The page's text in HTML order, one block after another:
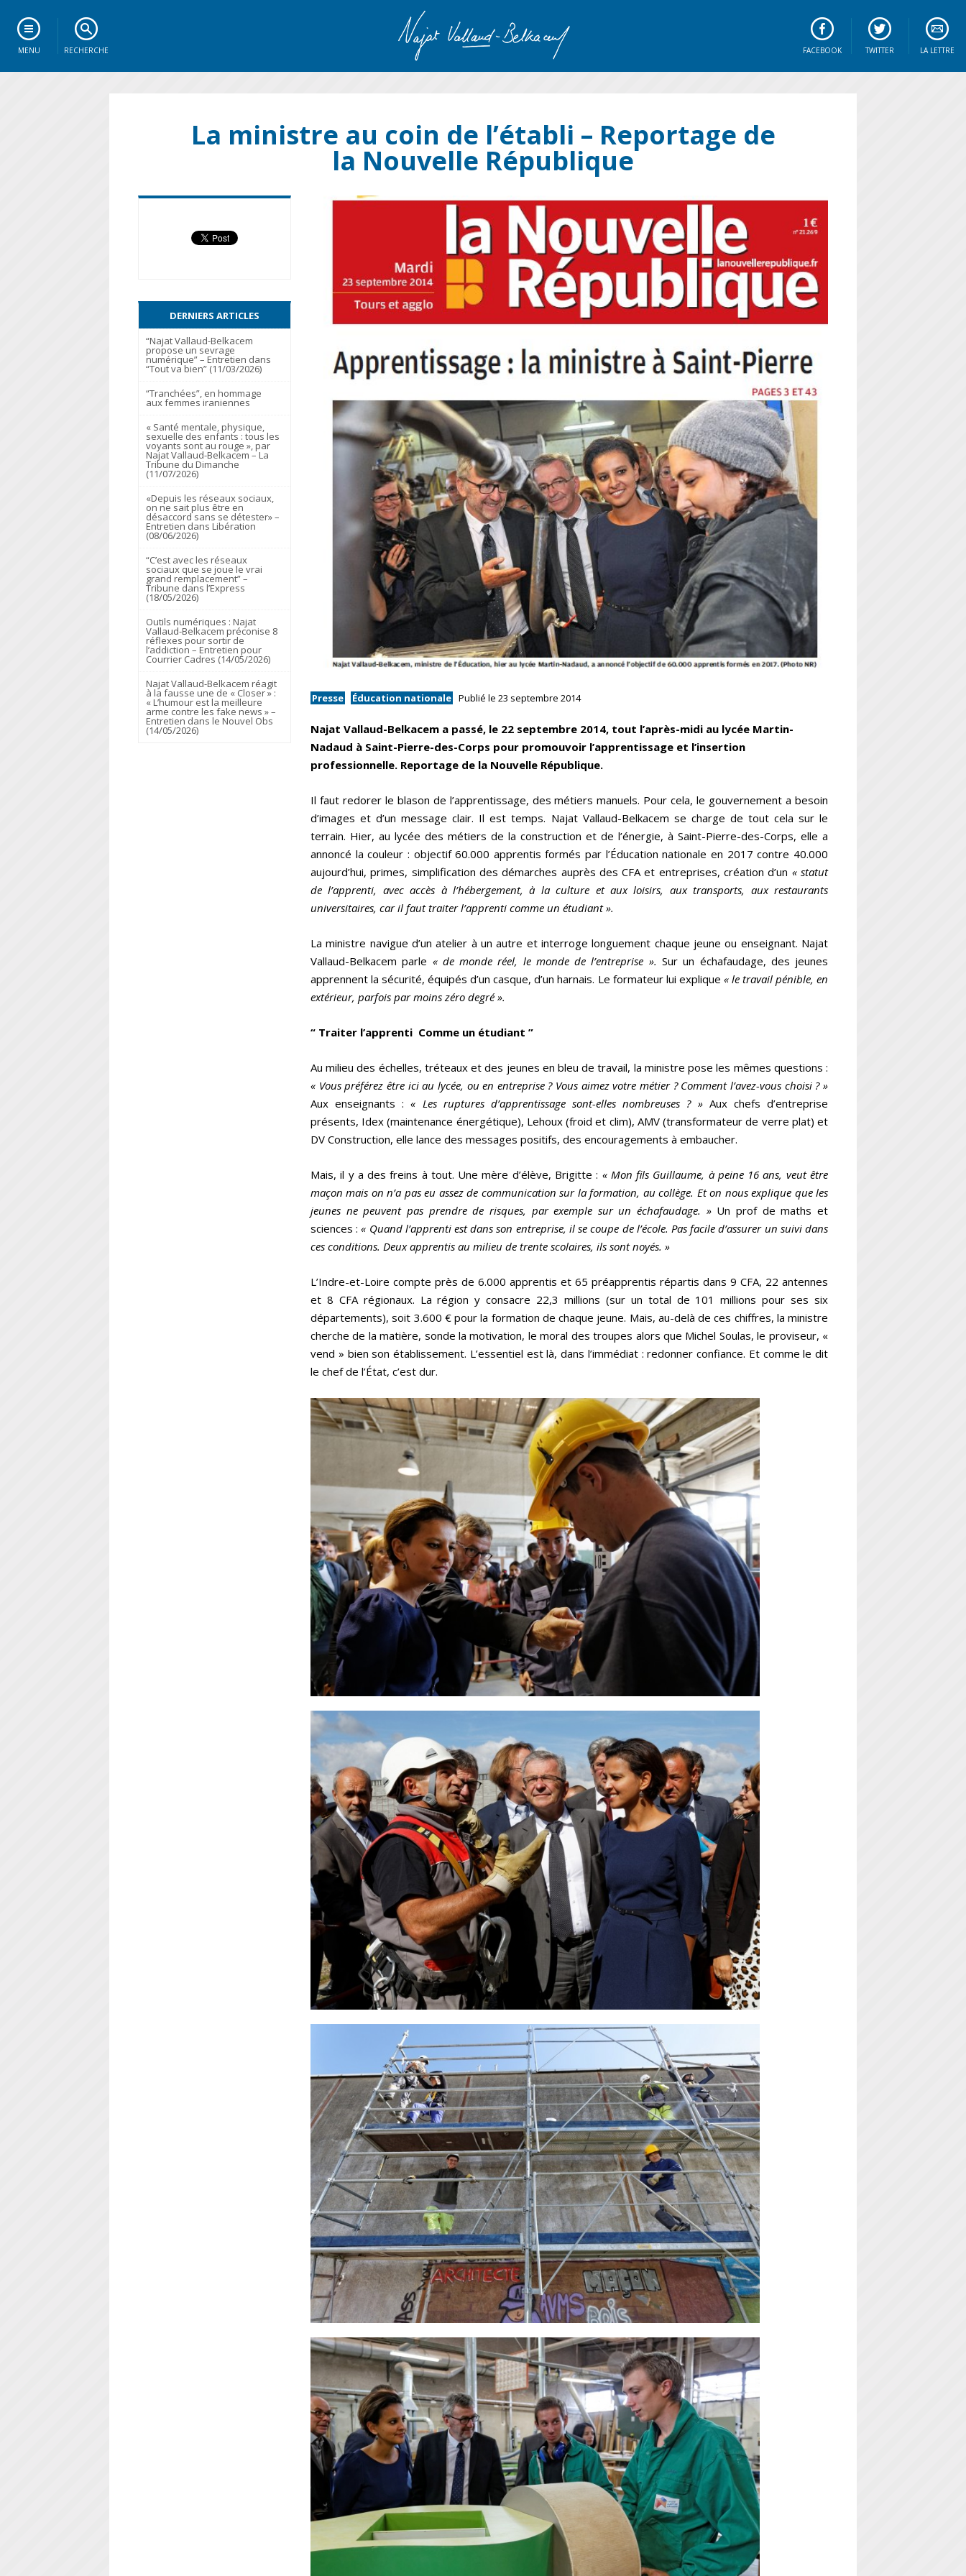
MENU RECHERCHE LA LETTRE
TWITTER
FACEBOOK
La ministre au coin de l’établi – Reportage de
la Nouvelle République
Presse Éducation nationale Publié le 23 septembre 2014
Najat Vallaud-Belkacem a passé, le 22 septembre 2014, tout l’après-midi au lycée Martin-
Nadaud à Saint-Pierre-des-Corps pour promouvoir l’apprentissage et l’insertion
professionnelle. Reportage de la Nouvelle République.
Il faut redorer le blason de l’apprentissage, des métiers manuels. Pour cela, le gouvernement a besoin
d’images et d’un message clair. Il est temps. Najat Vallaud-Belkacem se charge de tout cela sur le
terrain. Hier, au lycée des métiers de la construction et de l’énergie, à Saint-Pierre-des-Corps, elle a
annoncé la couleur : objectif 60.000 apprentis formés par l’Éducation nationale en 2017 contre 40.000
aujourd’hui, primes, simplification des démarches auprès des CFA et entreprises, création d’un « statut
de l’apprenti, avec accès à l’hébergement, à la culture et aux loisirs, aux transports, aux restaurants
universitaires, car il faut traiter l’apprenti comme un étudiant ».
La ministre navigue d’un atelier à un autre et interroge longuement chaque jeune ou enseignant. Najat
Vallaud-Belkacem parle « de monde réel, le monde de l’entreprise ». Sur un échafaudage, des jeunes
apprennent la sécurité, équipés d’un casque, d’un harnais. Le formateur lui explique « le travail pénible, en
extérieur, parfois par moins zéro degré ».
“ Traiter l’apprenti Comme un étudiant ”
Au milieu des échelles, tréteaux et des jeunes en bleu de travail, la ministre pose les mêmes questions :
« Vous préférez être ici au lycée, ou en entreprise ? Vous aimez votre métier ? Comment l’avez-vous choisi ? »
Aux enseignants :« Les ruptures d’apprentissage sont-elles nombreuses ? » Aux chefs d’entreprise
présents, Idex (maintenance énergétique), Lehoux (froid et clim), AMV (transformateur de verre plat) et
DV Construction, elle lance des messages positifs, des encouragements à embaucher.
Mais, il y a des freins à tout. Une mère d’élève, Brigitte : « Mon fils Guillaume, à peine 16 ans, veut être
maçon mais on n’a pas eu assez de communication sur la formation, au collège. Et on nous explique que les
jeunes ne peuvent pas prendre de risques, par exemple sur un échafaudage. » Un prof de maths et
sciences :« Quand l’apprenti est dans son entreprise, il se coupe de l’école. Pas facile d’assurer un suivi dans
ces conditions. Deux apprentis au milieu de trente scolaires, ils sont noyés. »
L’Indre-et-Loire compte près de 6.000 apprentis et 65 préapprentis répartis dans 9 CFA, 22 antennes
et 8 CFA régionaux. La région y consacre 22,3 millions (sur un total de 101 millions pour ses six
départements), soit 3.600 € pour la formation de chaque jeune. Mais, au-delà de ces chiffres, la ministre
cherche de la matière, sonde la motivation, le moral des troupes alors que Michel Soulas, le proviseur, «
vend » bien son établissement. L’essentiel est là, dans l’immédiat : redonner confiance. Et comme le dit
le chef de l’État, c’est dur.
DERNIERS ARTICLES
“Najat Vallaud-Belkacem
propose un sevrage
numérique” – Entretien dans
“Tout va bien” (11/03/2026)
“Tranchées”, en hommage
aux femmes iraniennes
« Santé mentale, physique,
sexuelle des enfants : tous les
voyants sont au rouge », par
Najat Vallaud-Belkacem – La
Tribune du Dimanche
(11/07/2026)
«Depuis les réseaux sociaux,
on ne sait plus être en
désaccord sans se détester» –
Entretien dans Libération
(08/06/2026)
“C’est avec les réseaux
sociaux que se joue le vrai
grand remplacement” –
Tribune dans l’Express
(18/05/2026)
Outils numériques : Najat
Vallaud-Belkacem préconise 8
réflexes pour sortir de
l’addiction – Entretien pour
Courrier Cadres (14/05/2026)
Najat Vallaud-Belkacem réagit
à la fausse une de « Closer » :
« L’humour est la meilleure
arme contre les fake news » –
Entretien dans le Nouvel Obs
(14/05/2026)